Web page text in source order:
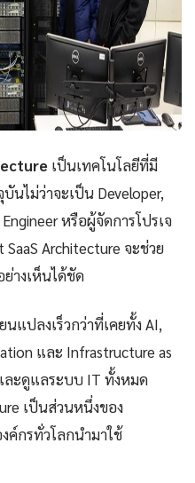
เป็นเทคโนโลยีที่มี
นไม่ว่าจะเป็น Developer,
หรือผู้จัดการโปรเจ
SaaS Architecture จะช่วย
างเห็นได้ชัด
นแปลงเร็วกว่าที่เคยทั้ง AI,
และ Infrastructure as
ละดูแลระบบ IT ทั้งหมด
เป็นส่วนหนึ่งของ
ค์กรทั่วโลกนำมาใช้